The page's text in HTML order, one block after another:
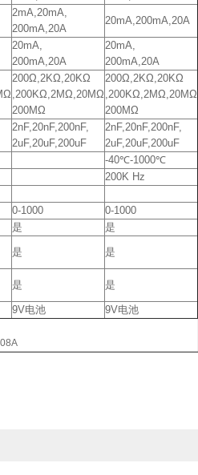
2mA,20mA,
200mA,20A
20mA,200mA,20A
20mA,
200mA,20A
20mA,
200mA,20A
200Ω,2KΩ,20KΩ
,200KΩ,2MΩ,20MΩ
200MΩ
200Ω,2KΩ,20KΩ
,200KΩ,2MΩ,20MΩ
200MΩ
2nF,20nF,200nF,
2uF,20uF,200uF
2nF,20nF,200nF,
2uF,20uF,200uF
-40℃-1000℃
200K Hz
0-1000
0-1000
是
是
是 是
是 是
9V电池 9V电池